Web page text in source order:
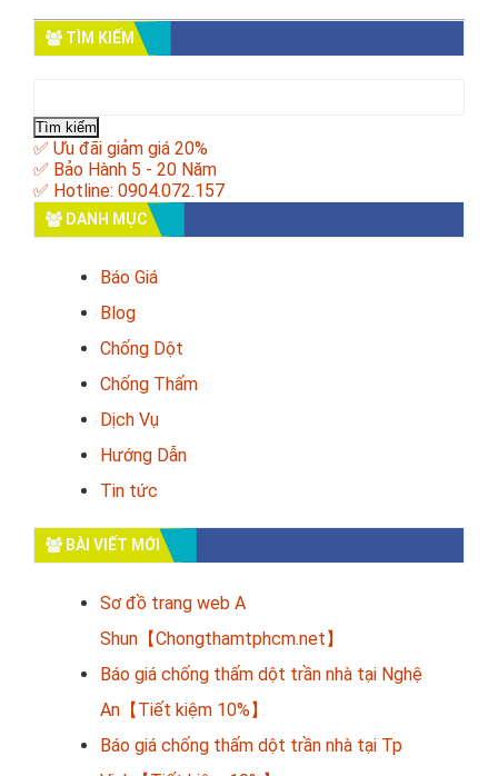
TÌM KIẾM
cho:
✅ Ưu đãi giảm giá 20%
✅ Bảo Hành 5 - 20 Năm
✅ Hotline: 0904.072.157
DANH MỤC
Báo Giá
Blog
Chống Dột
Chống Thấm
Dịch Vụ
Hướng Dẫn
Tin tức
BÀI VIẾT MỚI
Sơ đồ trang web A
Shun【Chongthamtphcm.net】
Báo giá chống thấm dột trần nhà tại Nghệ
An【Tiết kiệm 10%】
Báo giá chống thấm dột trần nhà tại Tp